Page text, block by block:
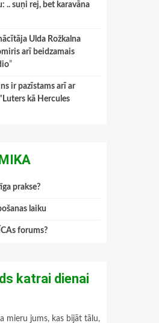
.. suņi rej, bet karavāna
Ulda Rožkalna
arī beidzamais
”
ir pazīstams arī ar
kā Hercules
prakse?
laiku
forums?
katrai dienai
mieru jums, kas bijāt tālu,